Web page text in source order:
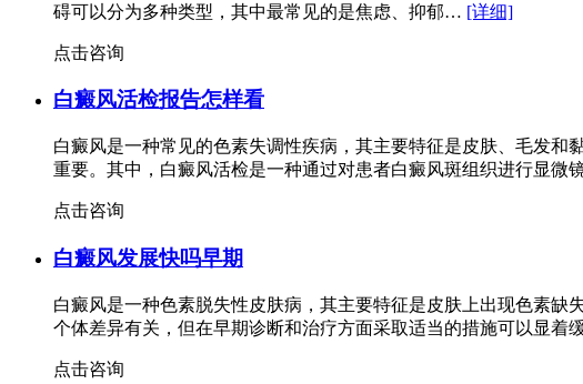
碍可以分为多种类型，其中最常见的是焦虑、抑郁… [详细]
点击咨询
白癜风活检报告怎样看
白癜风是一种常见的色素失调性疾病，其主要特征是皮肤、毛发
重要。其中，白癜风活检是一种通过对患者白癜风斑组织进行显
点击咨询
白癜风发展快吗早期
白癜风是一种色素脱失性皮肤病，其主要特征是皮肤上出现色素
个体差异有关，但在早期诊断和治疗方面采取适当的措施可以显着
点击咨询